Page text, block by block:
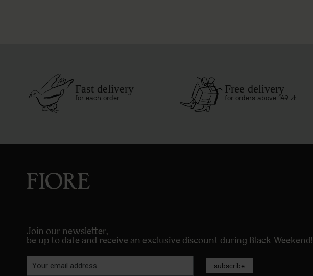
Fast delivery
for each order
Free delivery
for orders above 149 zł
Join our newsletter,
be up to date and receive an exclusive discount during Black Weekend!
subscribe